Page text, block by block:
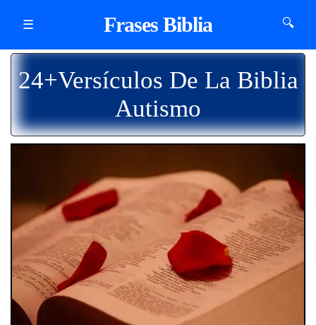
☰ Frases Biblia 🔍
24+Versículos De La Biblia
Autismo